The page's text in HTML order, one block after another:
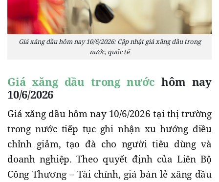
Giá xăng dầu hôm nay 10/6/2026: Cập nhật giá xăng dầu trong
nước, quốc tế
Giá xăng dầu trong nước hôm nay
10/6/2026
Giá xăng dầu hôm nay 10/6/2026 tại thị trường
trong nước tiếp tục ghi nhận xu hướng điều
chỉnh giảm, tạo đà cho người tiêu dùng và
doanh nghiệp. Theo quyết định của Liên Bộ
Công Thương – Tài chính, giá bán lẻ xăng dầu